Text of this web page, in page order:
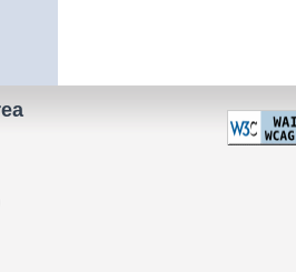
83 60 01